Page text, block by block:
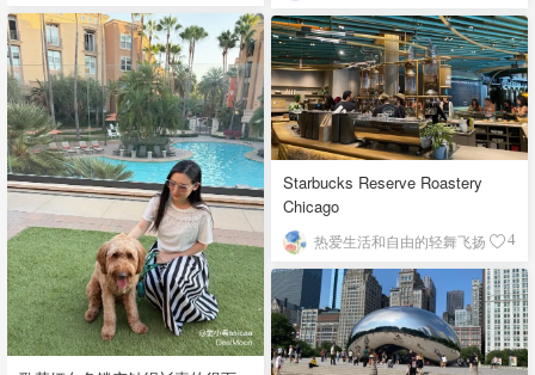
Starbucks Reserve Roastery
Chicago
热爱生活和自由的轻舞飞扬 4